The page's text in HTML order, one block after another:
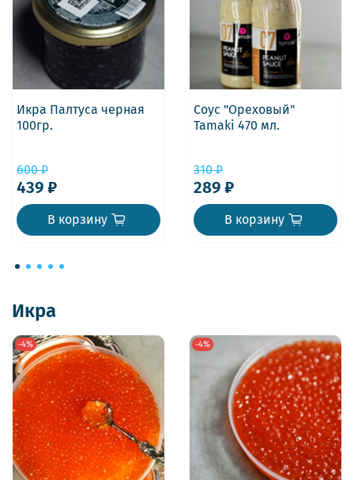
Икра Палтуса черная
100гр.
600 ₽
439 ₽
В корзину
Соус "Ореховый"
Tamaki 470 мл.
310 ₽
289 ₽
В корзину
Икра
-4% -4%